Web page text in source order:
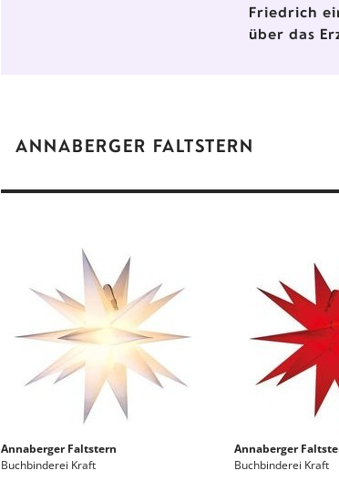
Friedrich
über das
ANNABERGER FALTSTERN
Annaberger Faltstern
Buchbinderei Kraft
Annaberger
Buchbinderei Kraft